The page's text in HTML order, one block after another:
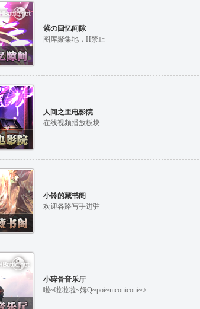
紫の回忆间隙
图库聚集地，H禁止
人间之里电影院
在线视频播放板块
小铃的藏书阁
欢迎各路写手进驻
小碎骨音乐厅
啦~啦啦啦~姆Q~poi~niconiconi~♪